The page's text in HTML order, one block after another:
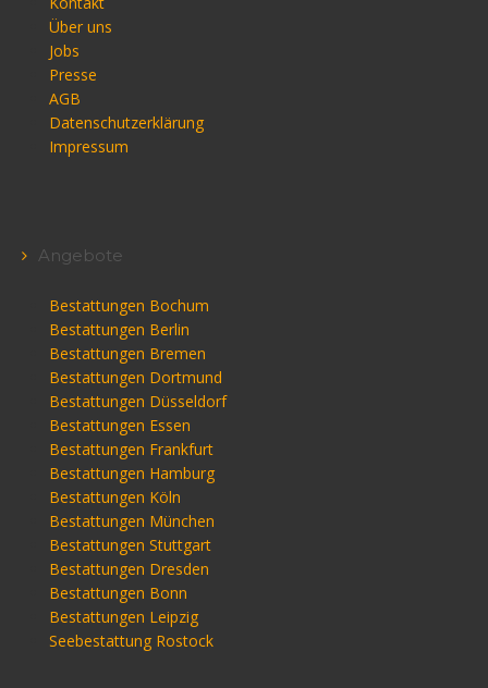
Über uns
Jobs
Presse
AGB
Datenschutzerklärung
Impressum
Angebote
Bestattungen Bochum
Bestattungen Berlin
Bestattungen Bremen
Bestattungen Dortmund
Bestattungen Düsseldorf
Bestattungen Essen
Bestattungen Frankfurt
Bestattungen Hamburg
Bestattungen Köln
Bestattungen München
Bestattungen Stuttgart
Bestattungen Dresden
Bestattungen Bonn
Bestattungen Leipzig
Seebestattung Rostock